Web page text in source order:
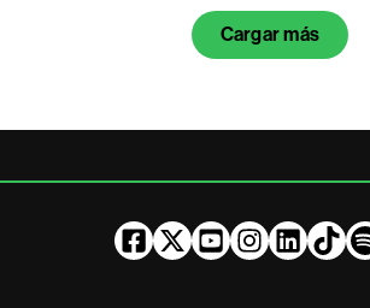
Cargar más